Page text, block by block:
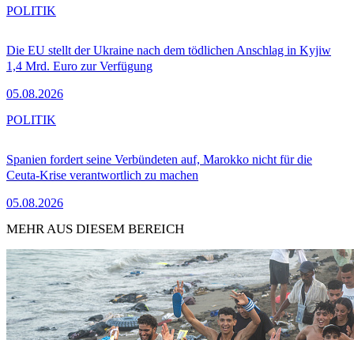
Die EU stellt der Ukraine nach dem tödlichen Anschlag in Kyjiw
1,4 Mrd. Euro zur Verfügung
05.08.2026
POLITIK
Spanien fordert seine Verbündeten auf, Marokko nicht für die
Ceuta-Krise verantwortlich zu machen
05.08.2026
POLITIK
MEHR AUS DIESEM BEREICH